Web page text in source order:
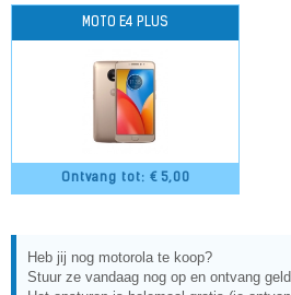
Ontvang tot: € 5,00
MOTO E4 PLUS
Heb jij nog motorola te koop?
Stuur ze vandaag nog op en ontvang